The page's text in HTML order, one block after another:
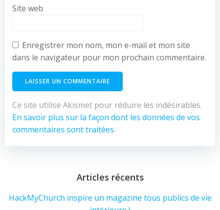
Site web
Enregistrer mon nom, mon e-mail et mon site
dans le navigateur pour mon prochain commentaire.
Ce site utilise Akismet pour réduire les indésirables.
En savoir plus sur la façon dont les données de vos
commentaires sont traitées.
Articles récents
HackMyChurch inspire un magazine tous publics de vie